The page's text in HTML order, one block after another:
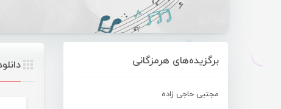
برگزیده‌های هرمزگانی
مجتبی حاجی زاده